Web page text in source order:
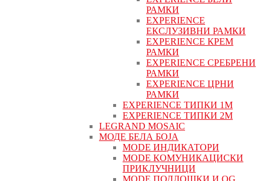
РАМКИ
EXPERIENCE
ЕКСЛУЗИВНИ РАМКИ
EXPERIENCE КРЕМ
РАМКИ
EXPERIENCE СРЕБРЕНИ
РАМКИ
EXPERIENCE ЦРНИ
РАМКИ
EXPERIENCE ТИПКИ 1M
EXPERIENCE ТИПКИ 2М
LEGRAND MOSAIC
МОДЕ БЕЛА БОЈА
MODE ИНДИКАТОРИ
MODE КОМУНИКАЦИСКИ
ПРИКЛУЧНИЦИ